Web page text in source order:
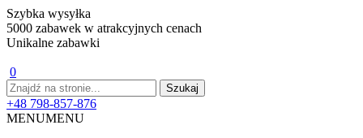
Szybka wysyłka
5000 zabawek w atrakcyjnych cenach
Unikalne zabawki
0
+48 798-857-876
MENUMENU